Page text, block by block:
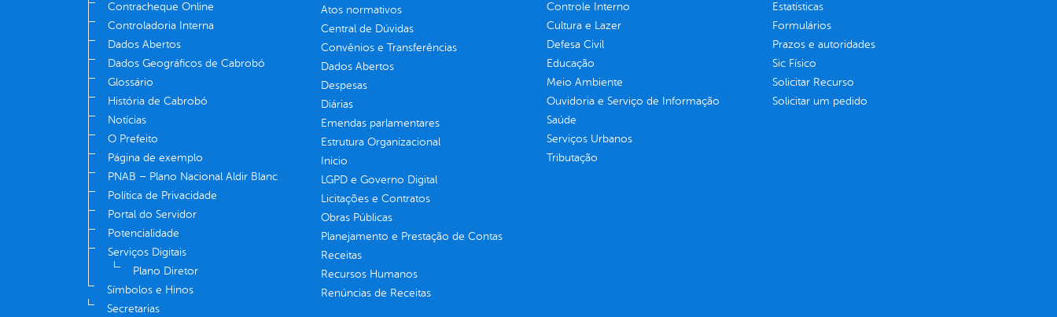
Contracheque Online
Controladoria Interna
Dados Abertos
Dados Geográficos de Cabrobó
Glossário
História de Cabrobó
Notícias
O Prefeito
Página de exemplo
PNAB – Plano Nacional Aldir Blanc
Política de Privacidade
Portal do Servidor
Potencialidade
Serviços Digitais
Plano Diretor
Símbolos e Hinos
Secretarias
Atos normativos
Central de Dúvidas
Convênios e Transferências
Dados Abertos
Despesas
Diárias
Emendas parlamentares
Estrutura Organizacional
Inicio
LGPD e Governo Digital
Licitações e Contratos
Obras Públicas
Planejamento e Prestação de Contas
Receitas
Recursos Humanos
Renúncias de Receitas
Controle Interno
Cultura e Lazer
Defesa Civil
Educação
Meio Ambiente
Ouvidoria e Serviço de Informação
Saúde
Serviços Urbanos
Tributação
Estatísticas
Formulários
Prazos e autoridades
Sic Físico
Solicitar Recurso
Solicitar um pedido